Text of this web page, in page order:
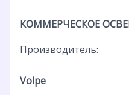
КОММЕРЧЕСКОЕ
Производитель:
Volpe